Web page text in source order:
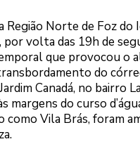
Região Norte de Foz do
por volta das 19h de
que provocou o
do
Canadá, no bairro
margens do curso
como Vila Brás, foram